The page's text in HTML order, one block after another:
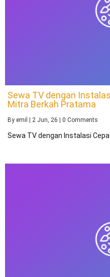
Sewa TV dengan
Mitra Berkah Pratama
By emil | 2 Jun, 26 | 0 Comments
Sewa TV dengan Instalasi